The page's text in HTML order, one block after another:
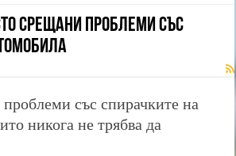
срещани проблеми със
със спирачките на
никога не трябва да